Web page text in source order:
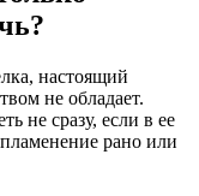
настоящий
не обладает.
не сразу, если в ее
рано или